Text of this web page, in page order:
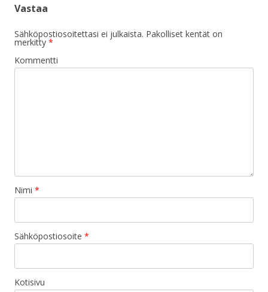
Vastaa
Sähköpostiosoitettasi ei julkaista. Pakolliset kentät on
merkitty *
Kommentti
Nimi *
Sähköpostiosoite *
Kotisivu